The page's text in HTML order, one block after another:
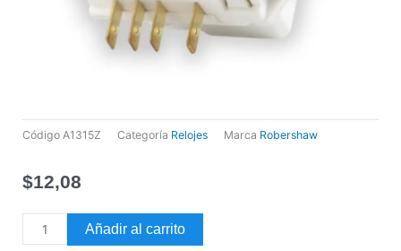
Código A1315Z Categoría Relojes Marca Robershaw
$12,08
RELOJ
DESCONGELACION
Añadir al carrito